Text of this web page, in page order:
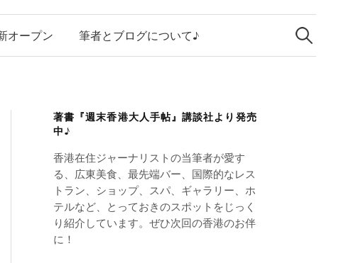
オープン 筆者とブログについて♪
検
索:
著書『週末香港大人手帖』講談社より発売
中♪
香港在住ジャーナリストの当筆者が愛す
る、広東美食、最先端バー、国際的なレス
トラン、ショップ、スパ、ギャラリー、ホ
テルなど、とっておきのスポットをじっく
り紹介しています。ぜひ次回の香港のお伴
に！